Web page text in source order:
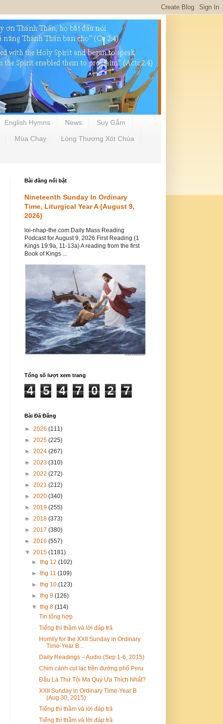
English Hymns News Suy Gẫm
Mùa Chay Lòng Thương Xót Chúa
Bài đăng nổi bật
Nineteenth Sunday In Ordinary
Time, Liturgical Year A (August 9,
2026)
loi-nhap-the.com Daily Mass Reading
Podcast for August 9, 2026 First Reading (1
Kings 19:9a, 11-13a) A reading from the first
Book of Kings ...
Tổng số lượt xem trang
4 5 4 7 0 2 7
Bài Đã Đăng
► 2026 (111)
► 2025 (225)
► 2024 (267)
► 2023 (310)
► 2022 (272)
► 2021 (212)
► 2020 (340)
► 2019 (255)
► 2018 (373)
► 2017 (380)
► 2016 (557)
▼ 2015 (1181)
►thg 12(102)
►thg 11(109)
►thg 10(123)
►thg 9(126)
▼thg 8(114)
Tin tổng hợp
Tiếng thì thầm và lời đáp trả
Homily for the XXII Sunday in Ordinary
Time-Year B...
Daily Readings – Audio (Sep 1-6, 2015)
Chim cánh cụt lạc trên đường phố Peru
Đâu Là Thứ Tội Ma Quỷ Ưa Thích Nhất?
XXII Sunday in Ordinary Time-Year B
(Aug 30, 2015)
Tiếng thì thầm và lời đáp trả
Tiếng thì thầm và lời đáp trả